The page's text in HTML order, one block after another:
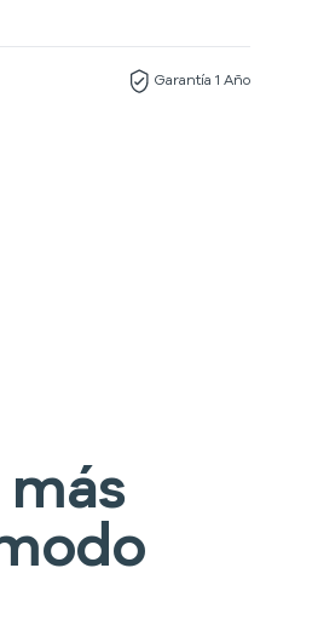
Garantía 1 Año
más